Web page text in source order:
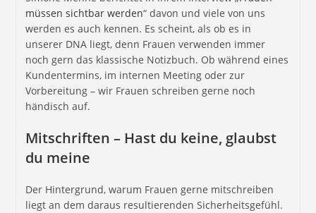
müssen sichtbar werden“ davon und viele von uns
werden es auch kennen. Es scheint, als ob es in
unserer DNA liegt, denn Frauen verwenden immer
noch gern das klassische Notizbuch. Ob während eines
Kundentermins, im internen Meeting oder zur
Vorbereitung – wir Frauen schreiben gerne noch
händisch auf.
Mitschriften – Hast du keine, glaubst
du meine
Der Hintergrund, warum Frauen gerne mitschreiben
liegt an dem daraus resultierenden Sicherheitsgefühl.